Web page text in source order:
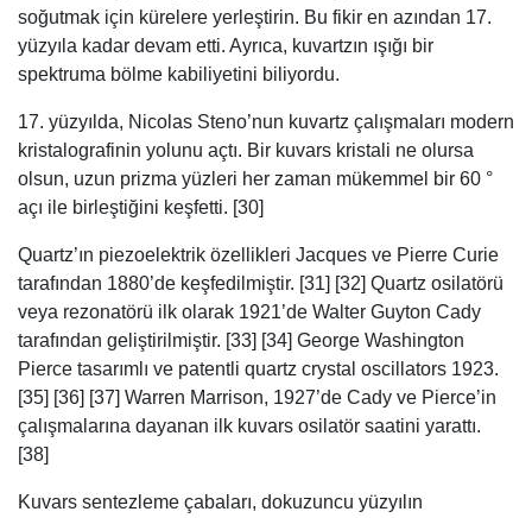
soğutmak için kürelere yerleştirin. Bu fikir en azından 17.
yüzyıla kadar devam etti. Ayrıca, kuvartzın ışığı bir
spektruma bölme kabiliyetini biliyordu.
17. yüzyılda, Nicolas Steno’nun kuvartz çalışmaları modern
kristalografinin yolunu açtı. Bir kuvars kristali ne olursa
olsun, uzun prizma yüzleri her zaman mükemmel bir 60 °
açı ile birleştiğini keşfetti. [30]
Quartz’ın piezoelektrik özellikleri Jacques ve Pierre Curie
tarafından 1880’de keşfedilmiştir. [31] [32] Quartz osilatörü
veya rezonatörü ilk olarak 1921’de Walter Guyton Cady
tarafından geliştirilmiştir. [33] [34] George Washington
Pierce tasarımlı ve patentli quartz crystal oscillators 1923.
[35] [36] [37] Warren Marrison, 1927’de Cady ve Pierce’in
çalışmalarına dayanan ilk kuvars osilatör saatini yarattı.
[38]
Kuvars sentezleme çabaları, dokuzuncu yüzyılın